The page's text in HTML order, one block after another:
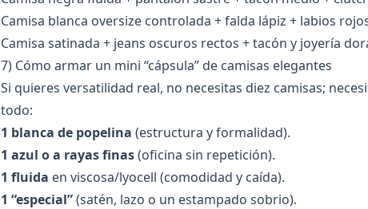
Camisa blanca oversize controlada + falda lápiz + labios
Camisa satinada + jeans oscuros rectos + tacón y joyería
7) Cómo armar un mini “cápsula” de camisas elegantes
Si quieres versatilidad real, no necesitas diez camisas;
todo:
1 blanca de popelina (estructura y formalidad).
1 azul o a rayas finas(oficina sin repetición).
1 fluida en viscosa/lyocell (comodidad y caída).
1 “especial”(satén, lazo o un estampado sobrio).